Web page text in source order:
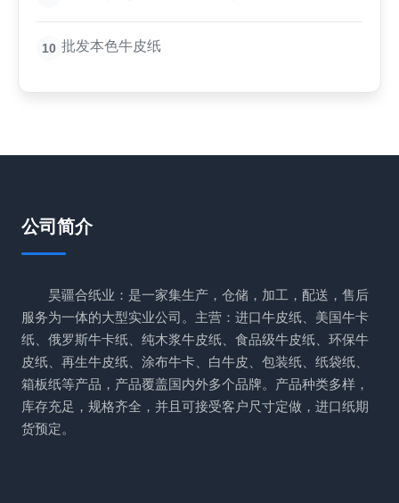
10 批发本色牛皮纸
公司简介
昊疆合纸业：是一家集生产，仓储，加工，配送，售后
服务为一体的大型实业公司。主营：进口牛皮纸、美国牛卡
纸、俄罗斯牛卡纸、纯木浆牛皮纸、食品级牛皮纸、环保牛
皮纸、再生牛皮纸、涂布牛卡、白牛皮、包装纸、纸袋纸、
箱板纸等产品，产品覆盖国内外多个品牌。产品种类多样，
库存充足，规格齐全，并且可接受客户尺寸定做，进口纸期
货预定。